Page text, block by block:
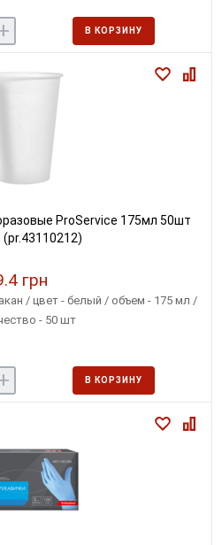
В КОРЗИНУ
ProService 175мл 50шт
грн
/ цвет - белый / объем - 175 мл /
- 50 шт
В КОРЗИНУ